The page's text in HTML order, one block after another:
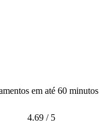
em até 60 minutos
4.69 / 5